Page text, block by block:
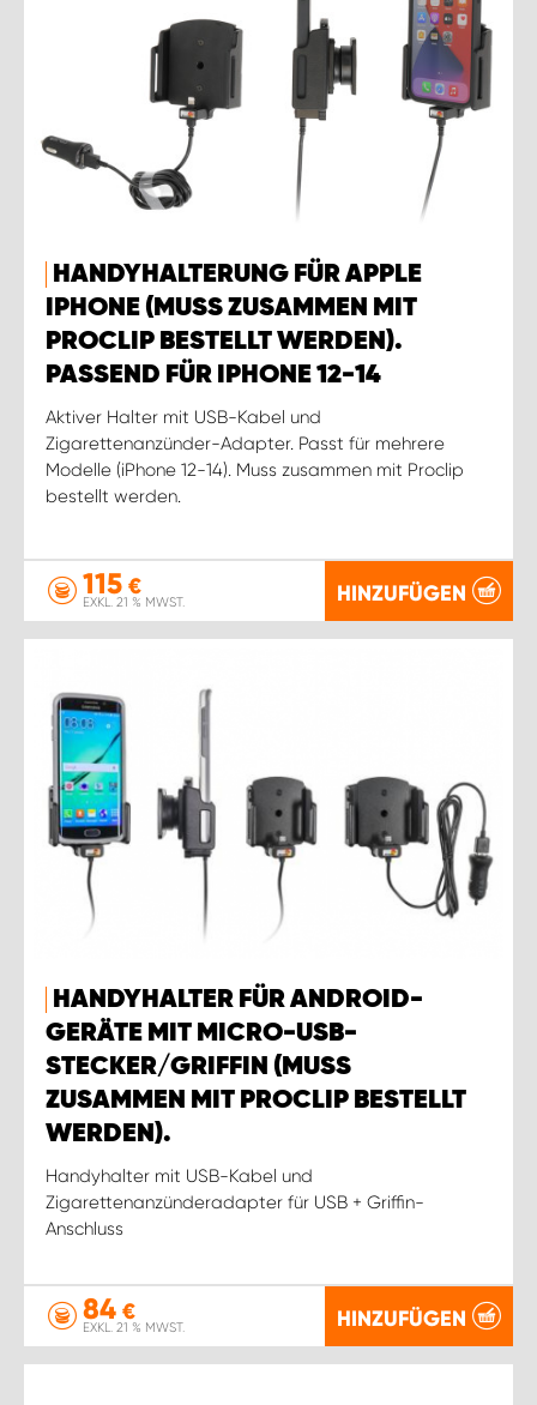
HANDYHALTERUNG FÜR APPLE
IPHONE (MUSS ZUSAMMEN MIT
PROCLIP BESTELLT WERDEN).
PASSEND FÜR IPHONE 12-14
Aktiver Halter mit USB-Kabel und
Zigarettenanzünder-Adapter. Passt für mehrere
Modelle (iPhone 12-14). Muss zusammen mit Proclip
bestellt werden.
115 €
EXKL. 21 % MWST. HINZUFÜGEN
HANDYHALTER FÜR ANDROID-
GERÄTE MIT MICRO-USB-
STECKER/GRIFFIN (MUSS
ZUSAMMEN MIT PROCLIP BESTELLT
WERDEN).
Handyhalter mit USB-Kabel und
Zigarettenanzünderadapter für USB + Griffin-
Anschluss
84 €
EXKL. 21 % MWST. HINZUFÜGEN